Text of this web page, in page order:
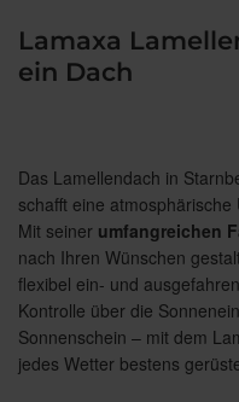
Lamaxa
ein Dach
Das Lamellendach in
schafft eine
Mit seiner umfangreichen
nach Ihren Wünschen
flexibel ein- und
Kontrolle über die
Sonnenschein – mit dem
jedes Wetter bestens